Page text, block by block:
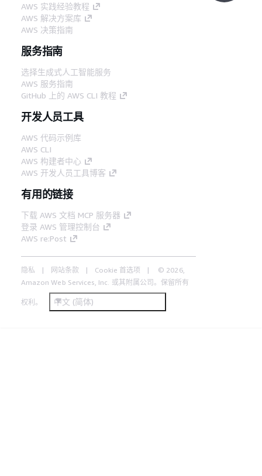
AWS 实践经验教程
AWS 解决方案库
AWS 决策指南
服务指南
选择生成式人工智能服务
AWS 服务指南
GitHub 上的 AWS CLI 教程
开发人员工具
AWS 代码示例库
AWS CLI
AWS 构建者中心
AWS 开发人员工具博客
有用的链接
下载 AWS 文档 MCP 服务器
登录 AWS 管理控制台
AWS re:Post
隐私 网站条款 Cookie 首选项
© 2026,
Amazon Web Services, Inc. 或其附属公司。保留所有
权利。 中文 (简体)